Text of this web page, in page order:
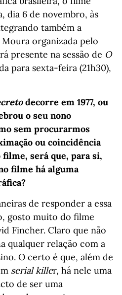
dia 6 de novembro, às
também a
organizada pelo
presente na sessão de O
para sexta-feira (21h30),
decorre em 1977, ou
o seu nono
sem procurarmos
ou coincidência
será que, para si,
filme há alguma
de responder a essa
gosto muito do filme
Fincher. Claro que não
qualquer relação com a
O certo é que, além de
serial killer, há nele uma
de ser uma